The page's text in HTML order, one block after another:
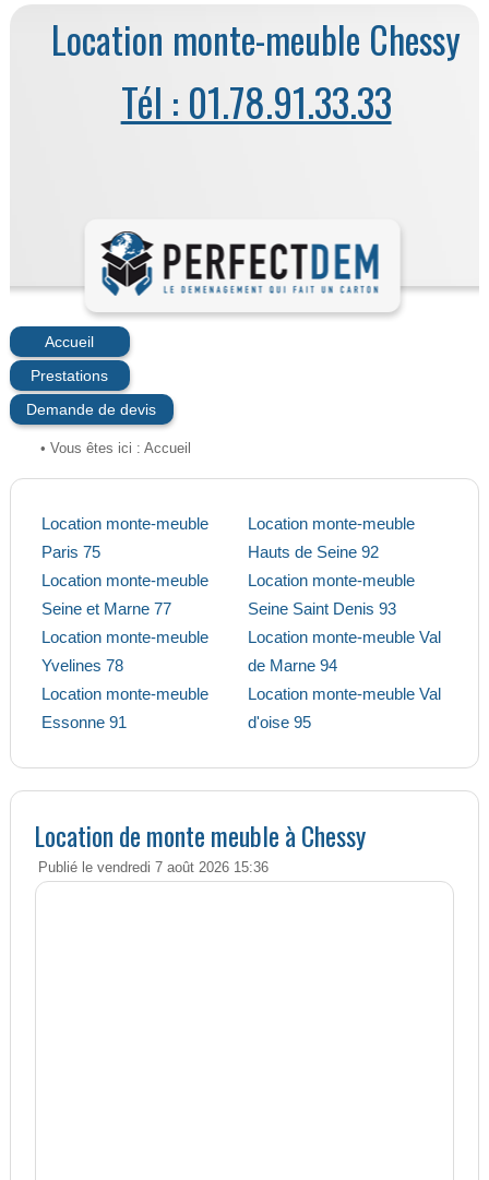
Location monte-meuble Chessy
Tél : 01.78.91.33.33
Accueil
Prestations
Demande de devis
• Vous êtes ici : Accueil
Location monte-meuble
Paris 75
Location monte-meuble
Seine et Marne 77
Location monte-meuble
Yvelines 78
Location monte-meuble
Essonne 91
Location monte-meuble
Hauts de Seine 92
Location monte-meuble
Seine Saint Denis 93
Location monte-meuble Val
de Marne 94
Location monte-meuble Val
d'oise 95
Location de monte meuble à Chessy
Publié le vendredi 7 août 2026 15:36